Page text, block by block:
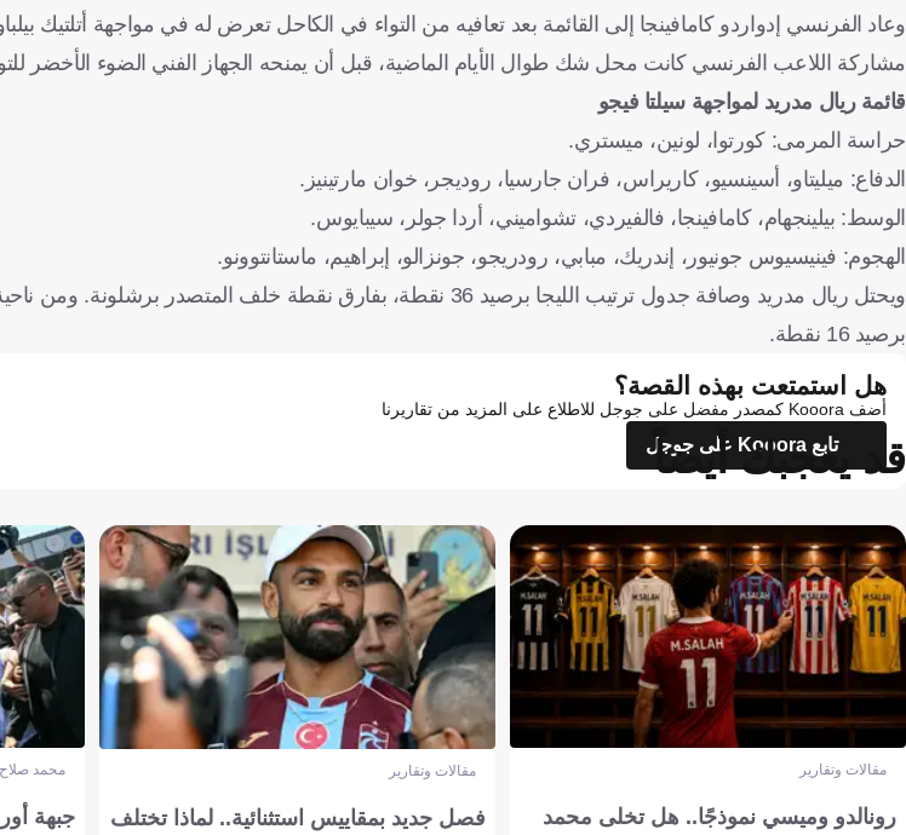
وعاد الفرنسي إدواردو كامافينجا إلى القائمة بعد تعافيه من التواء في الكاحل تعرض له في مواجهة أتلتيك
مشاركة اللاعب الفرنسي كانت محل شك طوال الأيام الماضية، قبل أن يمنحه الجهاز الفني الضوء الأخضر
قائمة ريال مدريد لمواجهة سيلتا فيجو
حراسة المرمى: كورتوا، لونين، ميستري.
الدفاع: ميليتاو، أسينسيو، كاريراس، فران جارسيا، روديجر، خوان مارتينيز.
الوسط: بيلينجهام، كامافينجا، فالفيردي، تشواميني، أردا جولر، سيبايوس.
الهجوم: فينيسيوس جونيور، إندريك، مبابي، رودريجو، جونزالو، إبراهيم، ماستانتوونو.
برصيد 16 نقطة.
هل استمتعت بهذه القصة؟
أضف Kooora كمصدر مفضل على جوجل للاطلاع على المزيد من تقاريرنا
تابع Kooora على جوجل
قد يعجبك أيضاً
مقالات وتقارير
رونالدو وميسي نموذجًا.. هل تخلى محمد
مقالات وتقارير
فصل جديد بمقاييس استثنائية.. لماذا تختلف
محمد صلاح
جبهة